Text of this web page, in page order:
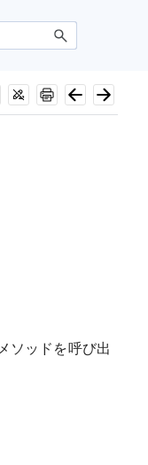
ソッドを呼び出